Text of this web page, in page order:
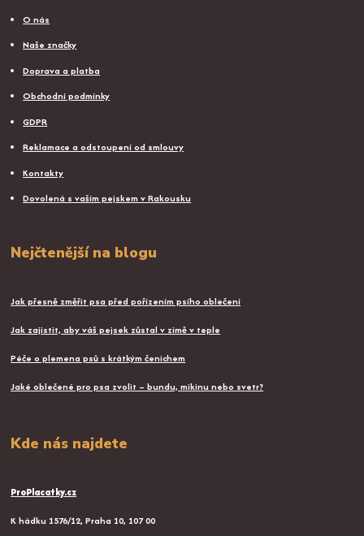
O nás
Naše značky
Doprava a platba
Obchodní podmínky
GDPR
Reklamace a odstoupení od smlouvy
Kontakty
Dovolená s vaším pejskem v Rakousku
Nejčtenější na blogu
Jak přesně změřit psa před pořízením psího oblečení
Jak zajistit, aby váš pejsek zůstal v zimě v teple
Péče o plemena psů s krátkým čenichem
Jaké oblečené pro psa zvolit – bundu, mikinu nebo svetr?
Kde nás najdete
ProPlacatky.cz
K hádku 1576/12, Praha 10, 107 00